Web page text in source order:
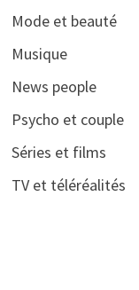
Mode et beauté
Musique
News people
Psycho et couple
Séries et films
TV et téléréalités